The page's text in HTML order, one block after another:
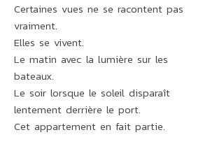
Certaines vues ne se racontent pas
vraiment.
Elles se vivent.
Le matin avec la lumière sur les
bateaux.
Le soir lorsque le soleil disparaît
lentement derrière le port.
Cet appartement en fait partie.